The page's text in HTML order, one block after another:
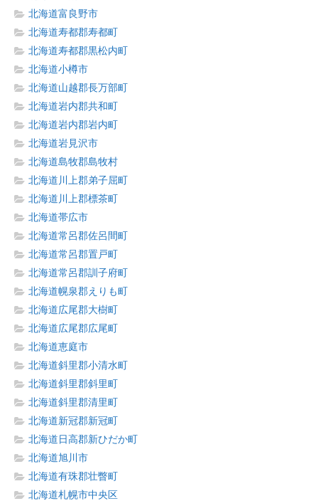
北海道富良野市
北海道寿都郡寿都町
北海道寿都郡黒松内町
北海道小樽市
北海道山越郡長万部町
北海道岩内郡共和町
北海道岩内郡岩内町
北海道岩見沢市
北海道島牧郡島牧村
北海道川上郡弟子屈町
北海道川上郡標茶町
北海道帯広市
北海道常呂郡佐呂間町
北海道常呂郡置戸町
北海道常呂郡訓子府町
北海道幌泉郡えりも町
北海道広尾郡大樹町
北海道広尾郡広尾町
北海道恵庭市
北海道斜里郡小清水町
北海道斜里郡斜里町
北海道斜里郡清里町
北海道新冠郡新冠町
北海道日高郡新ひだか町
北海道旭川市
北海道有珠郡壮瞥町
北海道札幌市中央区